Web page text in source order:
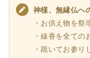
神様、無縁仏へ
・お供え物を祭
・線香を全ての
・跪いてお参り